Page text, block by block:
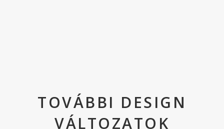
TOVÁBBI DESIGN
VÁLTOZATOK